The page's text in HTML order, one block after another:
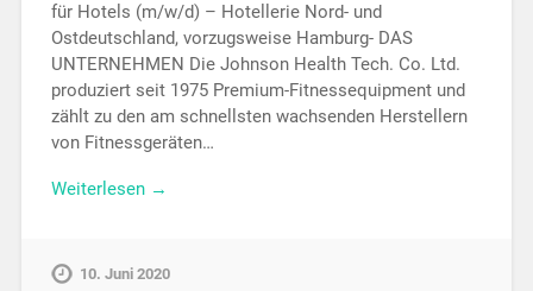
für Hotels (m/w/d) – Hotellerie Nord- und
Ostdeutschland, vorzugsweise Hamburg- DAS
UNTERNEHMEN Die Johnson Health Tech. Co. Ltd.
produziert seit 1975 Premium-Fitnessequipment und
zählt zu den am schnellsten wachsenden Herstellern
von Fitnessgeräten…
Weiterlesen →
10. Juni 2020